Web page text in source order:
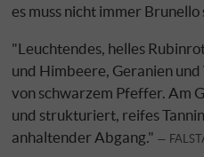
es muss nicht immer Brunello
"Leuchtendes, helles
und Himbeere, Geranien
von schwarzem Pfeffer. Am
und strukturiert, reifes
anhaltender Abgang."